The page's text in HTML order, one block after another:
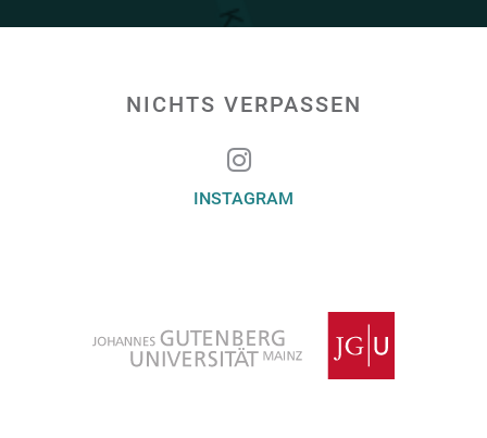
NICHTS VERPASSEN
INSTAGRAM